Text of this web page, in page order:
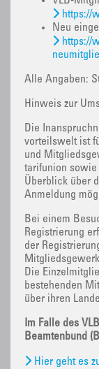
https://
Neu
https://
Alle Angaben:
Hinweis zur
Die
vorteilswelt ist
und
tarifunion sowie
Überblick über
Anmeldung
Bei einem
Registrierung
der
Die
bestehenden
über ihren
Im Falle des
Beamtenbund
Hier geht es